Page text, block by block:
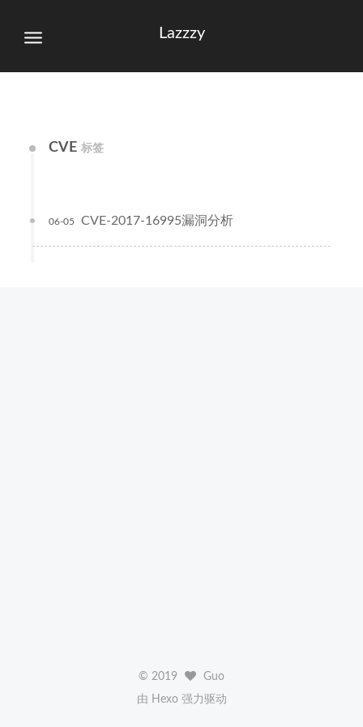
Lazzzy
CVE 标签
CVE-2017-16995漏洞分析
06-05
© 2019
Guo
由 Hexo 强力驱动